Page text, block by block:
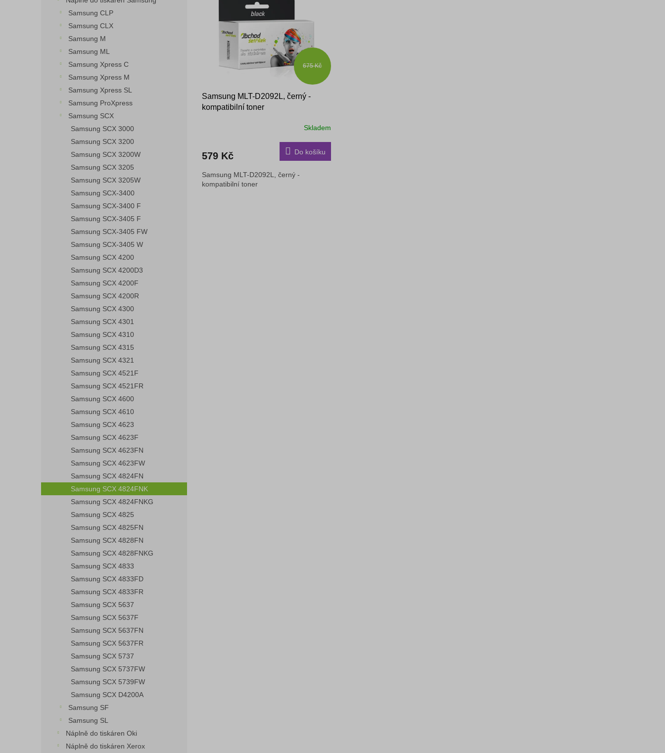
Samsung CLP
Samsung CLX
Samsung M
Samsung ML
Samsung Xpress C
Samsung Xpress M
Samsung Xpress SL
Samsung ProXpress
Samsung SCX
Samsung SCX 3000
Samsung SCX 3200
Samsung SCX 3200W
Samsung SCX 3205
Samsung SCX 3205W
Samsung SCX-3400
Samsung SCX-3400 F
Samsung SCX-3405 F
Samsung SCX-3405 FW
Samsung SCX-3405 W
Samsung SCX 4200
Samsung SCX 4200D3
Samsung SCX 4200F
Samsung SCX 4200R
Samsung SCX 4300
Samsung SCX 4301
Samsung SCX 4310
Samsung SCX 4315
Samsung SCX 4321
Samsung SCX 4521F
Samsung SCX 4521FR
Samsung SCX 4600
Samsung SCX 4610
Samsung SCX 4623
Samsung SCX 4623F
Samsung SCX 4623FN
Samsung SCX 4623FW
Samsung SCX 4824FN
Samsung SCX 4824FNK
Samsung SCX 4824FNKG
Samsung SCX 4825
Samsung SCX 4825FN
Samsung SCX 4828FN
Samsung SCX 4828FNKG
Samsung SCX 4833
Samsung SCX 4833FD
Samsung SCX 4833FR
Samsung SCX 5637
Samsung SCX 5637F
Samsung SCX 5637FN
Samsung SCX 5637FR
Samsung SCX 5737
Samsung SCX 5737FW
Samsung SCX 5739FW
Samsung SCX D4200A
Samsung SF
Samsung SL
Náplně do tiskáren Oki
Náplně do tiskáren Xerox
675 Kč
Samsung MLT-D2092L, černý -
kompatibilní toner
Skladem
579 Kč Do košíku
Samsung MLT-D2092L, černý -
kompatibilní toner